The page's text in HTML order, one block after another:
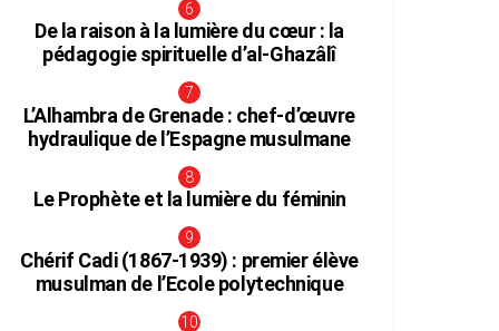
De la raison à la lumière du cœur : la
pédagogie spirituelle d’al-Ghazâlî
L’Alhambra de Grenade : chef-d’œuvre
hydraulique de l’Espagne musulmane
Le Prophète et la lumière du féminin
Chérif Cadi (1867-1939) : premier élève
musulman de l’Ecole polytechnique